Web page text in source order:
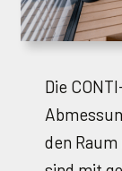
Die
den